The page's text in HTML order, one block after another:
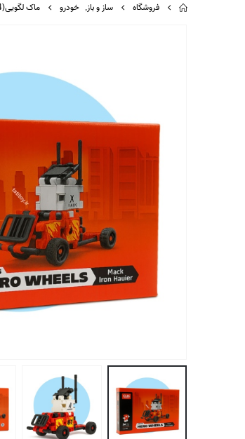
فروشگاه ساز و باز, خودرو ماک لگویی(34 قطعه)